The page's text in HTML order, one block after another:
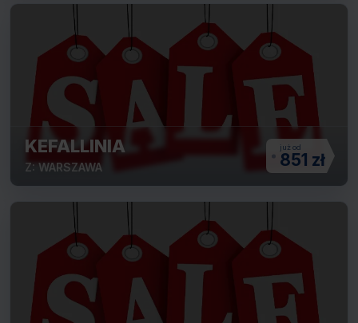
KEFALLINIA
Z: WARSZAWA 851 zł